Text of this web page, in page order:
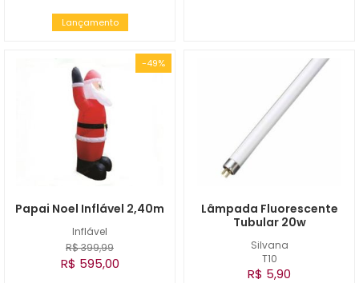
Lançamento
-49%
Inflável
Papai Noel Inflável 2,40m
R$ 399,99
R$ 595,00
Silvana
T10
Lâmpada Fluorescente
Tubular 20w
R$ 5,90